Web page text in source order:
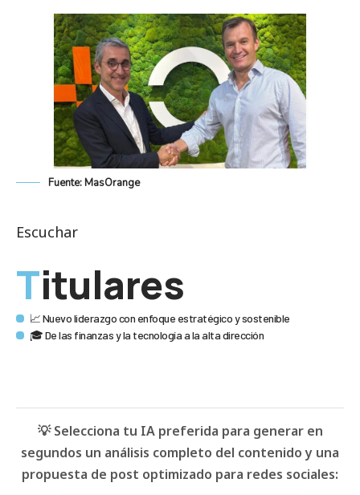
Fuente: MasOrange
Escuchar
Titulares
📈 Nuevo liderazgo con enfoque estratégico y sostenible
🎓 De las finanzas y la tecnología a la alta dirección
💡 Selecciona tu IA preferida para generar en
segundos un análisis completo del contenido y una
propuesta de post optimizado para redes sociales: